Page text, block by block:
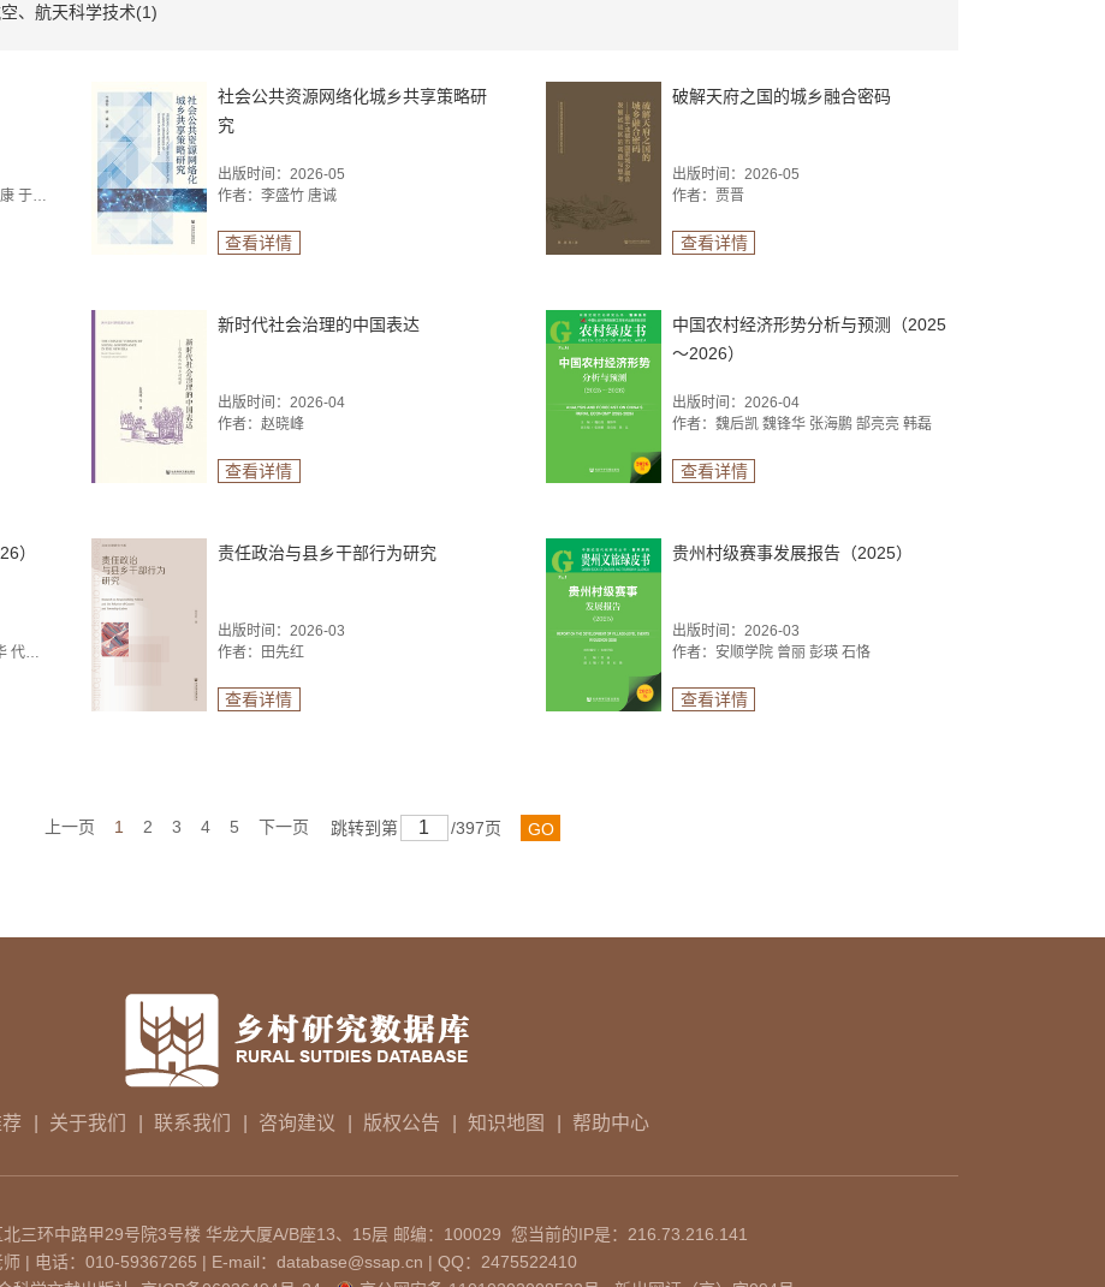
、航天科学技术(1)
社会公共资源网络化城乡共享策略研
究
出版时间：2026-05
作者：李盛竹 唐诚
查看详情
破解天府之国的城乡融合密码
出版时间：2026-05
作者：贾晋
查看详情
新时代社会治理的中国表达
出版时间：2026-04
作者：赵晓峰
查看详情
中国农村经济形势分析与预测（2025
～2026）
出版时间：2026-04
作者：魏后凯 魏锋华 张海鹏 郜亮亮 韩磊
查看详情
） 责任政治与县乡干部行为研究
出版时间：2026-03
作者：田先红
查看详情
贵州村级赛事发展报告（2025）
出版时间：2026-03
作者：安顺学院 曾丽 彭瑛 石恪
查看详情
上一页 1 2 3 4 5 下一页 跳转到第 /397页 GO
关于我们 联系我们 咨询建议 版权公告 知识地图 帮助中心
三环中路甲29号院3号楼 华龙大厦A/B座13、15层 邮编：100029 您当前的IP是： 216.73.216.141
| 电话：010-59367265 | E-mail：database@ssap.cn | QQ：2475522410